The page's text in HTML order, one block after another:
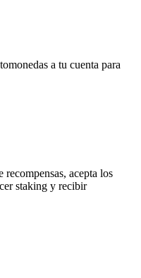
a tu cuenta para
acepta los
staking y recibir